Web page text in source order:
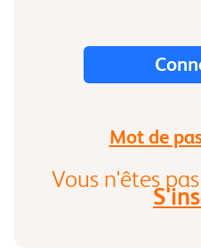
Mot de
Vous n'êtes